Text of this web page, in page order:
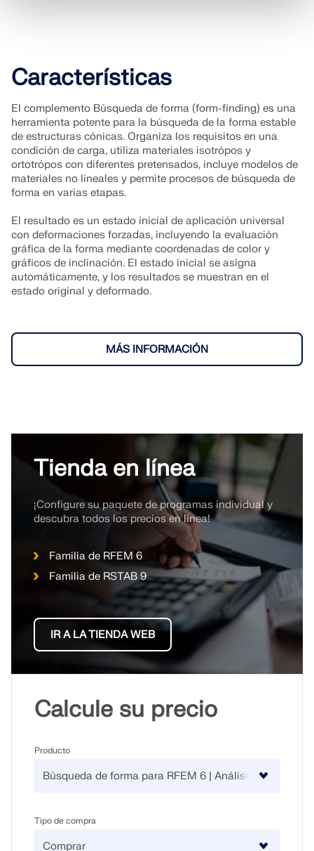
Características
El complemento Búsqueda de forma (form-finding) es una
herramienta potente para la búsqueda de la forma estable
de estructuras cónicas. Organiza los requisitos en una
condición de carga, utiliza materiales isotrópos y
ortotrópos con diferentes pretensados, incluye modelos de
materiales no lineales y permite procesos de búsqueda de
forma en varias etapas.
El resultado es un estado inicial de aplicación universal
con deformaciones forzadas, incluyendo la evaluación
gráfica de la forma mediante coordenadas de color y
gráficos de inclinación. El estado inicial se asigna
automáticamente, y los resultados se muestran en el
estado original y deformado.
MÁS INFORMACIÓN
Tienda en línea
¡Configure su paquete de programas individual y
descubra todos los precios en línea!
Familia de RFEM 6
Familia de RSTAB 9
IR A LA TIENDA WEB
Calcule su precio
Producto
Tipo de compra